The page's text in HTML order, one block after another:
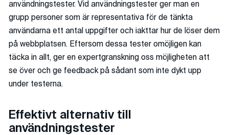
användningstester. Vid användningstester ger man en
grupp personer som är representativa för de tänkta
användarna ett antal uppgifter och iakttar hur de löser dem
på webbplatsen. Eftersom dessa tester omöjligen kan
täcka in allt, ger en expertgranskning oss möjligheten att
se över och ge feedback på sådant som inte dykt upp
under testerna.
Effektivt alternativ till
användningstester